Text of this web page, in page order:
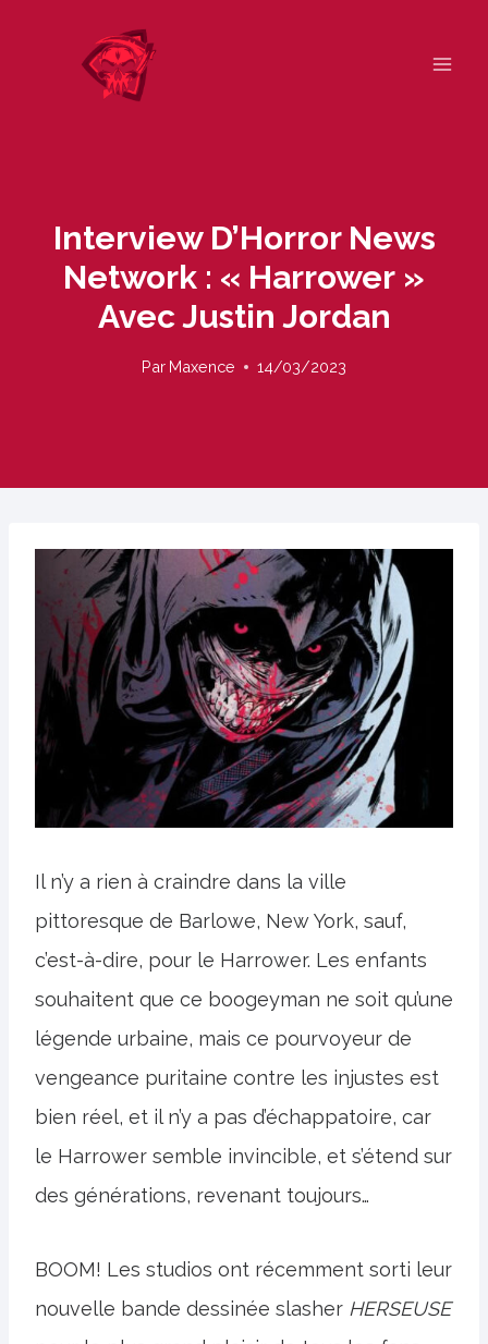
Interview D’Horror News
Network : « Harrower »
Avec Justin Jordan
Par Maxence 14/03/2023
Il n’y a rien à craindre dans la ville
pittoresque de Barlowe, New York, sauf,
c’est-à-dire, pour le Harrower. Les enfants
souhaitent que ce boogeyman ne soit qu’une
légende urbaine, mais ce pourvoyeur de
vengeance puritaine contre les injustes est
bien réel, et il n’y a pas d’échappatoire, car
le Harrower semble invincible, et s’étend sur
des générations, revenant toujours…
BOOM! Les studios ont récemment sorti leur
nouvelle bande dessinée slasher HERSEUSE